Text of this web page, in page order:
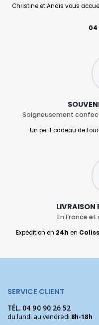
Christine et Anaïs vous
04
Soigneusement
Un petit cadeau de
LIVRAISON
En France
Expédition en 24h en
SERVICE CLIENT
TÉL. 04 90 90 26 52
du lundi au vendredi 8h-18h